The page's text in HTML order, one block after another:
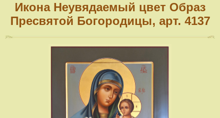
Икона Неувядаемый цвет Образ
Пресвятой Богородицы, арт. 4137